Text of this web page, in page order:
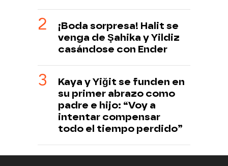
¡Boda sorpresa! Halit se
venga de Şahika y Yildiz
casándose con Ender
Kaya y Yiğit se funden en
su primer abrazo como
padre e hijo: “Voy a
intentar compensar
todo el tiempo perdido”